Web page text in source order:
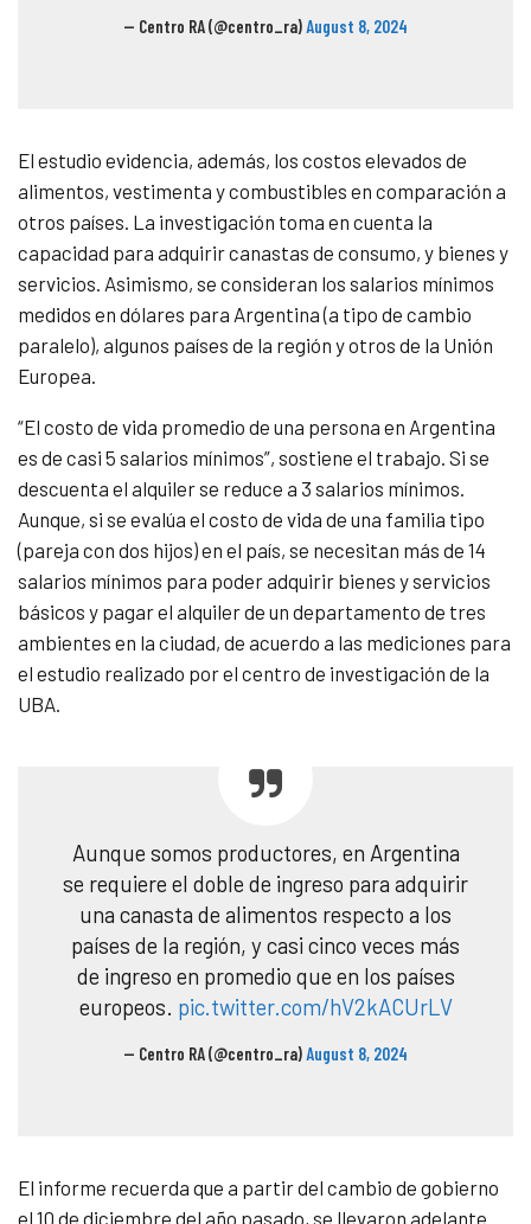
— Centro RA (@centro_ra)August 8, 2024
El estudio evidencia, además, los costos elevados de
alimentos, vestimenta y combustibles en comparación a
otros países. La investigación toma en cuenta la
capacidad para adquirir canastas de consumo, y bienes y
servicios. Asimismo, se consideran los salarios mínimos
medidos en dólares para Argentina (a tipo de cambio
paralelo), algunos países de la región y otros de la Unión
Europea.
“El costo de vida promedio de una persona en Argentina
es de casi 5 salarios mínimos”, sostiene el trabajo. Si se
descuenta el alquiler se reduce a 3 salarios mínimos.
Aunque, si se evalúa el costo de vida de una familia tipo
(pareja con dos hijos) en el país, se necesitan más de 14
salarios mínimos para poder adquirir bienes y servicios
básicos y pagar el alquiler de un departamento de tres
ambientes en la ciudad, de acuerdo a las mediciones para
el estudio realizado por el centro de investigación de la
UBA.
Aunque somos productores, en Argentina
se requiere el doble de ingreso para adquirir
una canasta de alimentos respecto a los
países de la región, y casi cinco veces más
de ingreso en promedio que en los países
europeos. pic.twitter.com/hV2kACUrLV
— Centro RA (@centro_ra)August 8, 2024
El informe recuerda que a partir del cambio de gobierno
el 10 de diciembre del año pasado, se llevaron adelante